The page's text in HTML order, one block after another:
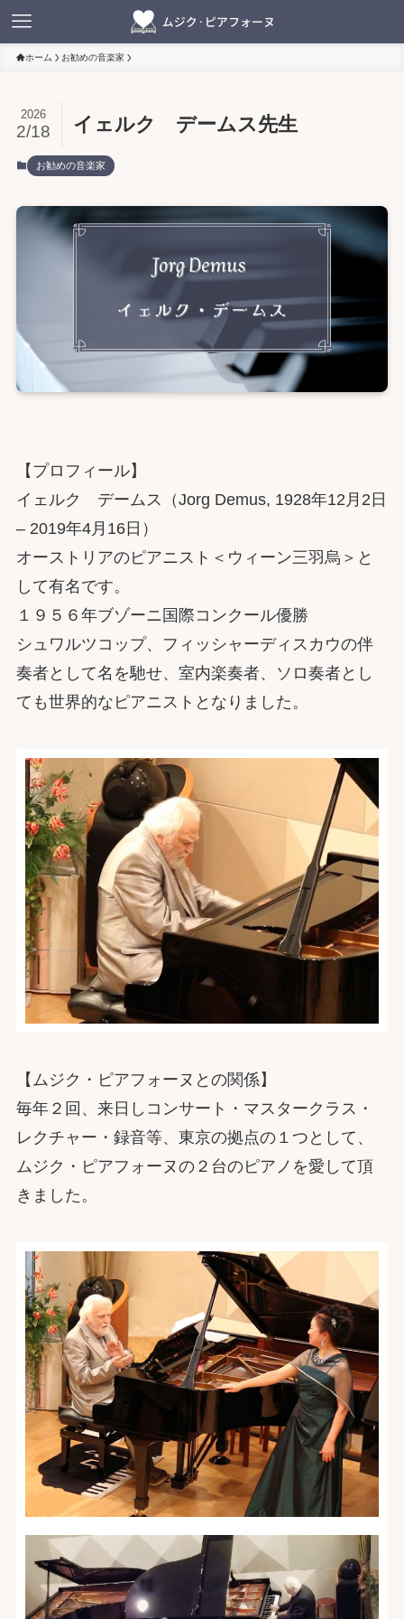
ホーム お勧めの音楽家
イェルク デームス先生
2026
2/18
お勧めの音楽家
【プロフィール】
イェルク デームス（Jorg Demus, 1928年12月2日
– 2019年4月16日）
オーストリアのピアニスト＜ウィーン三羽烏＞と
して有名です。
１９５６年ブゾーニ国際コンクール優勝
シュワルツコップ、フィッシャーディスカウの伴
奏者として名を馳せ、室内楽奏者、ソロ奏者とし
ても世界的なピアニストとなりました。
【ムジク・ピアフォーヌとの関係】
毎年２回、来日しコンサート・マスタークラス・
レクチャー・録音等、東京の拠点の１つとして、
ムジク・ピアフォーヌの２台のピアノを愛して頂
きました。